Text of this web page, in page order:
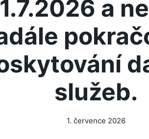
a
služeb.
1. července 2026